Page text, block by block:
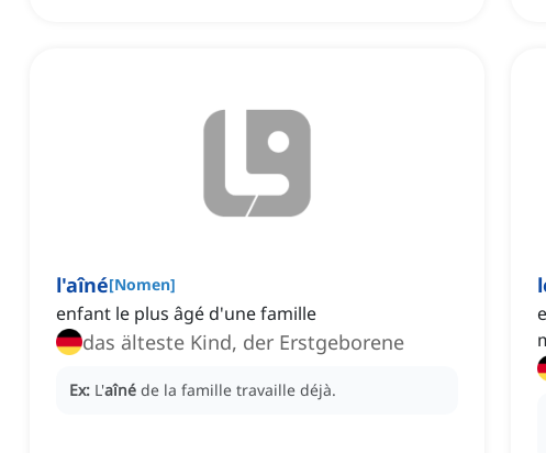
l'aîné[Nomen]
enfant le plus âgé d'une famille
das älteste Kind, der Erstgeborene
Ex: L'aîné de la famille travaille déjà.